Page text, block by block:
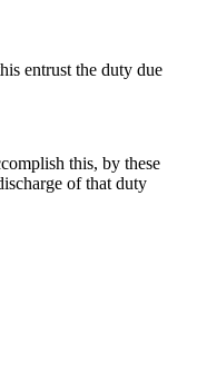
entrust the duty due
this, by these
of that duty